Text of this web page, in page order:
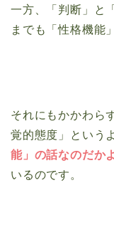
一方、「判断」と
までも「性格機能
それにもかかわら
覚的態度」という
能」の話なのだか
いるのです。